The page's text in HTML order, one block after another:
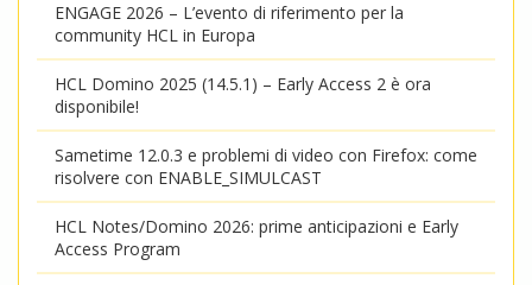
ENGAGE 2026 – L’evento di riferimento per la
community HCL in Europa
HCL Domino 2025 (14.5.1) – Early Access 2 è ora
disponibile!
Sametime 12.0.3 e problemi di video con Firefox: come
risolvere con ENABLE_SIMULCAST
HCL Notes/Domino 2026: prime anticipazioni e Early
Access Program